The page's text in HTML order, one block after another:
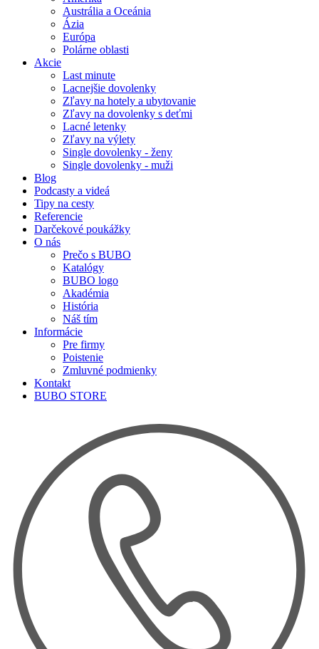
Austrália a Oceánia
Ázia
Európa
Polárne oblasti
Akcie
Last minute
Lacnejšie dovolenky
Zľavy na hotely a ubytovanie
Zľavy na dovolenky s deťmi
Lacné letenky
Zľavy na výlety
Single dovolenky - ženy
Single dovolenky - muži
Blog
Podcasty a videá
Tipy na cesty
Referencie
Darčekové poukážky
O nás
Prečo s BUBO
Katalógy
BUBO logo
Akadémia
História
Náš tím
Informácie
Pre firmy
Poistenie
Zmluvné podmienky
Kontakt
BUBO STORE